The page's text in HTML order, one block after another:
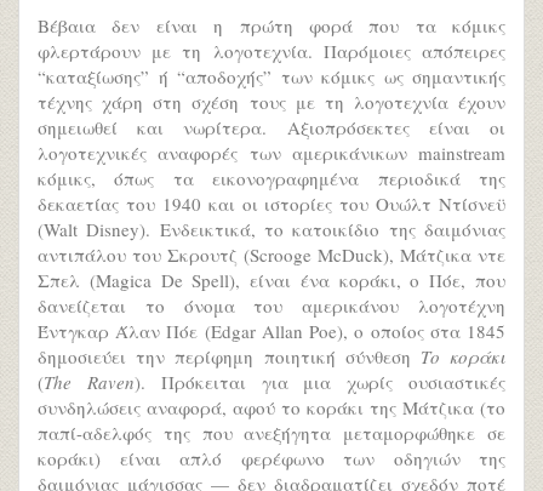
Βέβαια δεν είναι η πρώτη φορά που τα κόμικς
φλερτάρουν με τη λογοτεχνία. Παρόμοιες απόπειρες
“καταξίωσης” ή “αποδοχής” των κόμικς ως σημαντικής
τέχνης χάρη στη σχέση τους με τη λογοτεχνία έχουν
σημειωθεί και νωρίτερα. Αξιοπρόσεκτες είναι οι
λογοτεχνικές αναφορές των αμερικάνικων mainstream
κόμικς, όπως τα εικονογραφημένα περιοδικά της
δεκαετίας του 1940 και οι ιστορίες του Ουώλτ Ντίσνεϋ
(Walt Disney). Ενδεικτικά, το κατοικίδιο της δαιμόνιας
αντιπάλου του Σκρουτζ (Scrooge McDuck), Μάτζικα ντε
Σπελ (Magica De Spell), είναι ένα κοράκι, ο Πόε, που
δανείζεται το όνομα του αμερικάνου λογοτέχνη
Έντγκαρ Άλαν Πόε (Edgar Allan Poe), ο οποίος στα 1845
δημοσιεύει την περίφημη ποιητική σύνθεση Το κοράκι
(The Raven). Πρόκειται για μια χωρίς ουσιαστικές
συνδηλώσεις αναφορά, αφού το κοράκι της Μάτζικα (το
παπί-αδελφός της που ανεξήγητα μεταμορφώθηκε σε
κοράκι) είναι απλό φερέφωνο των οδηγιών της
δαιμόνιας μάγισσας — δεν διαδραματίζει σχεδόν ποτέ